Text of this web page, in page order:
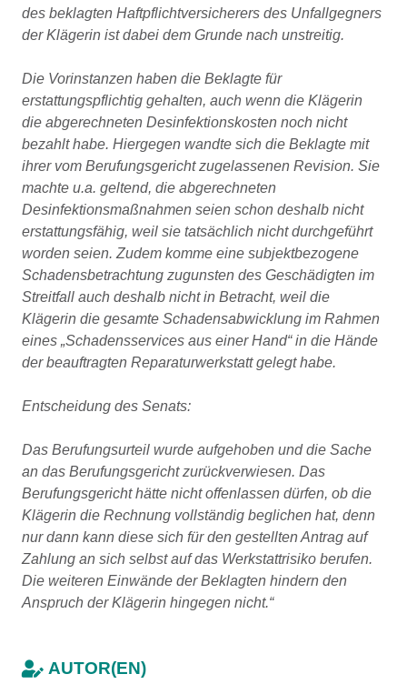
des beklagten Haftpflichtversicherers des Unfallgegners
der Klägerin ist dabei dem Grunde nach unstreitig.
Die Vorinstanzen haben die Beklagte für
erstattungspflichtig gehalten, auch wenn die Klägerin
die abgerechneten Desinfektionskosten noch nicht
bezahlt habe. Hiergegen wandte sich die Beklagte mit
ihrer vom Berufungsgericht zugelassenen Revision. Sie
machte u.a. geltend, die abgerechneten
Desinfektionsmaßnahmen seien schon deshalb nicht
erstattungsfähig, weil sie tatsächlich nicht durchgeführt
worden seien. Zudem komme eine subjektbezogene
Schadensbetrachtung zugunsten des Geschädigten im
Streitfall auch deshalb nicht in Betracht, weil die
Klägerin die gesamte Schadensabwicklung im Rahmen
eines „Schadensservices aus einer Hand“ in die Hände
der beauftragten Reparaturwerkstatt gelegt habe.
Entscheidung des Senats:
Das Berufungsurteil wurde aufgehoben und die Sache
an das Berufungsgericht zurückverwiesen. Das
Berufungsgericht hätte nicht offenlassen dürfen, ob die
Klägerin die Rechnung vollständig beglichen hat, denn
nur dann kann diese sich für den gestellten Antrag auf
Zahlung an sich selbst auf das Werkstattrisiko berufen.
Die weiteren Einwände der Beklagten hindern den
Anspruch der Klägerin hingegen nicht.“
AUTOR(EN)